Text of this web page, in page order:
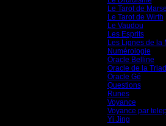
Le Tarot de
Le Tarot de Wirth
Le Vaudou
Les Esprits(31)
Les Lignes de la
Numérologie
Oracle Belline
Oracle de la
Oracle Gé
Questions(313)
Runes(31)
Voyance
Voyance par
Yi Jing